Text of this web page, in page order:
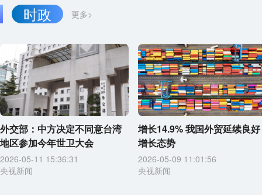
更多>
时政
外交部：中方决定不同意台湾
地区参加今年世卫大会
2026-05-11 15:36:31
央视新闻
增长14.9% 我国外贸延续良好
增长态势
2026-05-09 11:01:56
央视新闻